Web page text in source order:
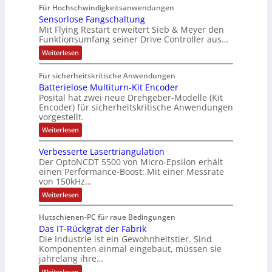
c
h
d
a
s
A
u
s
a
n
d
s
g
e
s
c
h
ä
t
M
A
E
l
e
k
t
r
i
s
c
h
e
A
u
t
o
m
a
t
i
o
n
h
r
e
s
z
i
e
l
e
S
P
N
o
e
n
A
r
b
e
i
t
s
k
r
ä
f
t
e
o
e
x
p
a
n
d
i
e
r
t
i
2
u
n
d
4
0
C
-
N
e
t
z
t
i
l
e
r
h
ä
l
t
c
h
u
t
z
l
a
k
b
e
s
c
h
Für Hochschwindigkeitsanwendungen
Sensorlose Fangschaltung
Mit Flying Restart erweitert Sieb & Meyer den
Funktionsumfang seiner Drive Controller aus…
Weiterlesen:
S
n
s
o
r
l
o
s
e
a
n
g
s
c
h
a
t
u
n
g
Für sicherheitskritische Anwendungen
Batterielose Multiturn-Kit Encoder
Posital hat zwei neue Drehgeber-Modelle (Kit
Encoder) für sicherheitskritische Anwendungen
vorgestellt.
Weiterlesen:
B
t
t
e
r
i
e
l
o
s
e
M
u
t
Verbesserte Lasertriangulation
Der OptoNCDT 5500 von Micro-Epsilon erhält
einen Performance-Boost: Mit einer Messrate
von 150kHz…
Weiterlesen:
V
r
b
e
s
s
e
Hutschienen-PC für raue Bedingungen
Das IT-Rückgrat der Fabrik
Die Industrie ist ein Gewohnheitstier. Sind
Komponenten einmal eingebaut, müssen sie
jahrelang ihre…